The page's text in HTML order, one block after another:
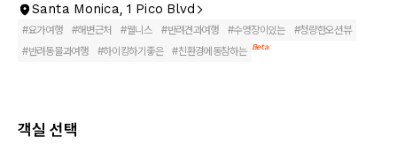
Santa Monica, 1 Pico Blvd
#요가여행 #해변근처 #웰니스 #반려견과여행 #수영장이있는 #청량한오션뷰
#반려동물과여행 #하이킹하기좋은 #친환경에동참하는 Beta
객실 선택